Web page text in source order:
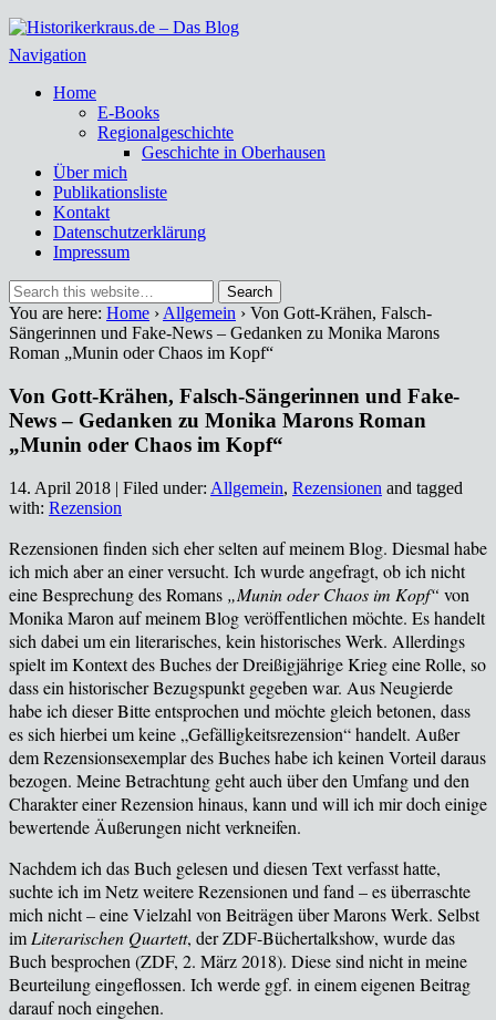
Historikerkraus.de – Das Blog
Historische Miszellen – nicht nur aus dem Ruhrgebiet
Navigation
Home
E-Books
Regionalgeschichte
Geschichte in Oberhausen
Über mich
Publikationsliste
Kontakt
Datenschutzerklärung
Impressum
You are here: Home › Allgemein › Von Gott-Krähen, Falsch-
Sängerinnen und Fake-News – Gedanken zu Monika Marons
Roman „Munin oder Chaos im Kopf“
Von Gott-Krähen, Falsch-Sängerinnen und Fake-
News – Gedanken zu Monika Marons Roman
„Munin oder Chaos im Kopf“
14. April 2018 | Filed under: Allgemein, Rezensionen and tagged
with: Rezension
Rezensionen finden sich eher selten auf meinem Blog. Diesmal habe
ich mich aber an einer versucht. Ich wurde angefragt, ob ich nicht
eine Besprechung des Romans „Munin oder Chaos im Kopf“ von
Monika Maron auf meinem Blog veröffentlichen möchte. Es handelt
sich dabei um ein literarisches, kein historisches Werk. Allerdings
spielt im Kontext des Buches der Dreißigjährige Krieg eine Rolle, so
dass ein historischer Bezugspunkt gegeben war. Aus Neugierde
habe ich dieser Bitte entsprochen und möchte gleich betonen, dass
es sich hierbei um keine „Gefälligkeitsrezension“ handelt. Außer
dem Rezensionsexemplar des Buches habe ich keinen Vorteil daraus
bezogen. Meine Betrachtung geht auch über den Umfang und den
Charakter einer Rezension hinaus, kann und will ich mir doch einige
bewertende Äußerungen nicht verkneifen.
Nachdem ich das Buch gelesen und diesen Text verfasst hatte,
suchte ich im Netz weitere Rezensionen und fand – esüberraschte
mich nicht – eine Vielzahl von Beiträgen über Marons Werk. Selbst
im Literarischen Quartett, der ZDF-Büchertalkshow, wurde das
Buch besprochen (ZDF, 2. März 2018). Diese sind nicht in meine
Beurteilung eingeflossen. Ich werde ggf. in einem eigenen Beitrag
darauf noch eingehen.